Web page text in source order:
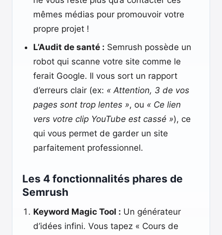
mêmes médias pour promouvoir votre
propre projet !
L’Audit de santé : Semrush possède un
robot qui scanne votre site comme le
ferait Google. Il vous sort un rapport
d’erreurs clair (ex: « Attention, 3 de vos
pages sont trop lentes », ou « Ce lien
vers votre clip YouTube est cassé »), ce
qui vous permet de garder un site
parfaitement professionnel.
Les 4 fonctionnalités phares de
Semrush
Keyword Magic Tool : Un générateur
d’idées infini. Vous tapez « Cours de